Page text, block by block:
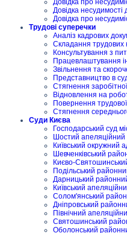
Довідка про
Довідка
Довідка про
Трудові суперечки
Аналіз кадрових
Складання трудових
Консультування з
Працевлаштування
Звільнення та
Представництво в
Стягнення
Відновлення на
Повернення
Стягнення
Суди Києва
Господарський суд
Шостий апеляційний
Київський окружний
Шевченківський
Києво-
Подільський
Дарницький
Київський
Солом'янський
Дніпровський
Північний
Святошинський
Оболонський